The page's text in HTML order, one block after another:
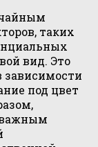
таких
вид. Это
зависимости
под цвет
важным